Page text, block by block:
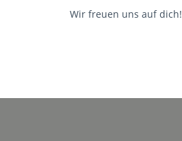
Wir freuen uns auf dich!